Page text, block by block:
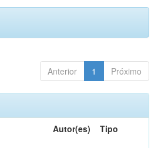
Anterior 1 Próximo
Autor(es) Tipo